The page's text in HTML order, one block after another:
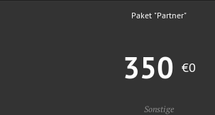
Paket "Partner"
350 €0
Sonstige